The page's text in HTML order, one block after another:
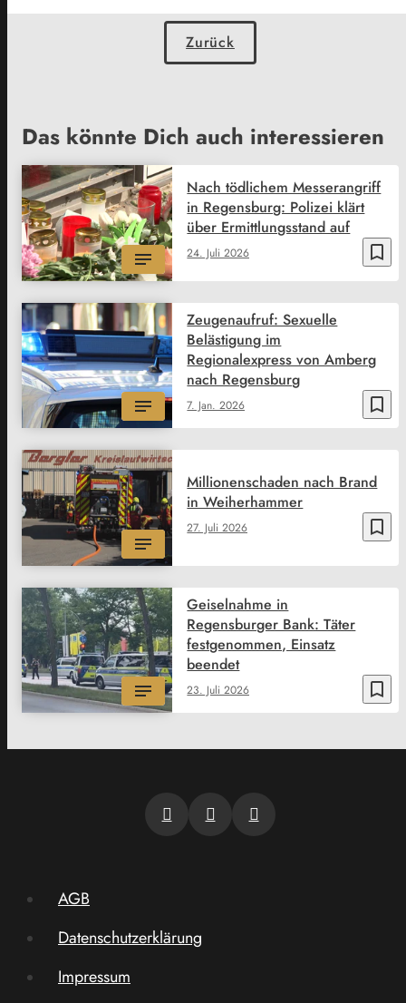
Zurück
Das könnte Dich auch interessieren
bookmark_border
24. Juli 2026
Nach tödlichem Messerangriff
in Regensburg: Polizei klärt
über Ermittlungsstand auf
bookmark_border
7. Jan. 2026
Zeugenaufruf: Sexuelle
Belästigung im
Regionalexpress von Amberg
nach Regensburg
bookmark_border
27. Juli 2026
Millionenschaden nach Brand
in Weiherhammer
bookmark_border
23. Juli 2026
Geiselnahme in
Regensburger Bank: Täter
festgenommen, Einsatz
beendet
AGB
Datenschutzerklärung
Impressum